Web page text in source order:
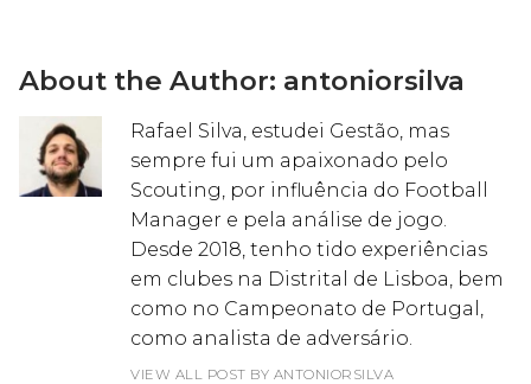
About the Author: antoniorsilva
Rafael Silva, estudei Gestão, mas
sempre fui um apaixonado pelo
Scouting, por influência do Football
Manager e pela análise de jogo.
Desde 2018, tenho tido experiências
em clubes na Distrital de Lisboa, bem
como no Campeonato de Portugal,
como analista de adversário.
VIEW ALL POST BY ANTONIORSILVA